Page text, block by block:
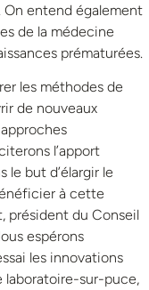
entend également
de la médecine
prématurées.
les méthodes de
de nouveaux
l’apport
le but d’élargir le
à cette
président du Conseil
espérons
les innovations
laboratoire-sur-puce,